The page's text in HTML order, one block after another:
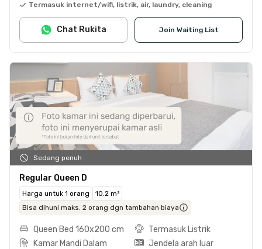
Termasuk internet/wifi, listrik, air, laundry, cleaning
Join Waiting List
Chat Rukita
Sedang penuh
Regular Queen D
Harga untuk 1 orang
10.2 m²
Bisa dihuni maks. 2 orang dgn tambahan biaya
Queen Bed 160x200 cm
Termasuk Listrik
Kamar Mandi Dalam
Jendela arah luar